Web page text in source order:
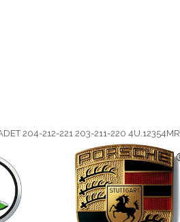
204-212-221 203-211-220 4U.12354MR